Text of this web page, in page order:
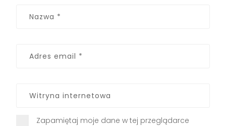
Zapamiętaj moje dane w tej przeglądarce